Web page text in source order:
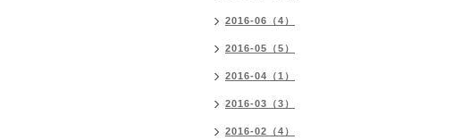
2016-06（4）
2016-05（5）
2016-04（1）
2016-03（3）
2016-02（4）